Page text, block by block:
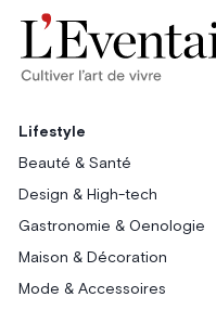
Lifestyle
Beauté & Santé
Design & High-tech
Gastronomie & Oenologie
Maison & Décoration
Mode & Accessoires